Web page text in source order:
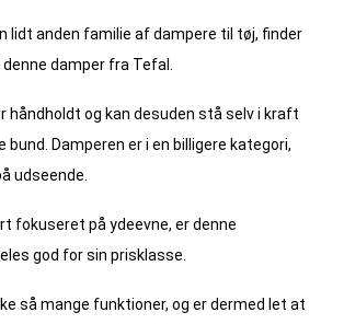
lidt anden familie af dampere til tøj, finder
damper fra Tefal.
håndholdt og kan desuden stå selv i kraft
bund. Damperen er i en billigere kategori,
udseende.
fokuseret på ydeevne, er denne
god for sin prisklasse.
så mange funktioner, og er dermed let at